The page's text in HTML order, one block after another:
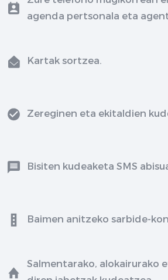
agenda pertsonala eta
Kartak sortzea.
Zereginen eta ekitaldien
Bisiten kudeaketa SMS
Baimen anitzeko sarbide-
Salmentarako, alokairurako